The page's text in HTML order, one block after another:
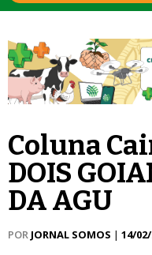
Coluna
DOIS
DA AGU
POR JORNAL SOMOS | 14/